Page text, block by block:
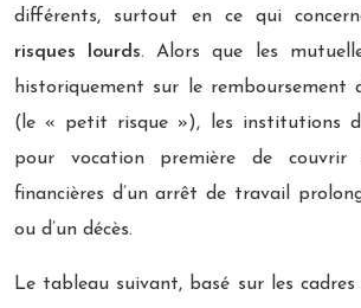
différents, surtout en ce qui
risques lourds. Alors que les
historiquement sur le remboursement
(le « petit risque »), les institutions
pour vocation première de couvrir
financières d’un arrêt de travail
ou d’un décès.
Le tableau suivant, basé sur les